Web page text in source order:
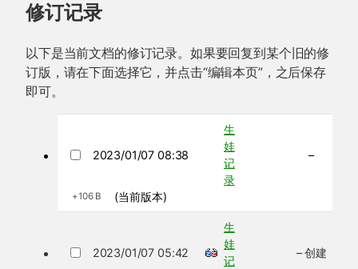
修订记录
以下是当前文档的修订记录。如果要回复到某个旧的修
订版，请在下面选择它，并点击“编辑本页”，之后保存
即可。
2023/01/07 08:38
生
娃
记
录
–
+106 B (当前版本)
2023/01/07 05:42
生
娃
记
– 创建